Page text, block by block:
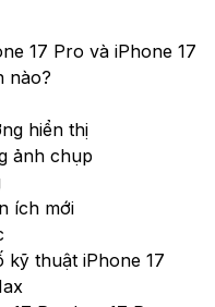
17 Pro và iPhone 17
nào?
hiển thị
ảnh chụp
ích mới
kỹ thuật iPhone 17